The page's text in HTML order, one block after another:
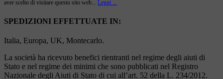
aver scelto di visitare questo sito web... Leggi ...
SPEDIZIONI EFFETTUATE IN:
Italia, Europa, UK, Montecarlo.
La società ha ricevuto benefici rientranti nel regime degli aiuti di
Stato e nel regime dei minimi che sono pubblicati nel Registro
Nazionale degli Aiuti di Stato di cui all’art. 52 della L. 234/2012.